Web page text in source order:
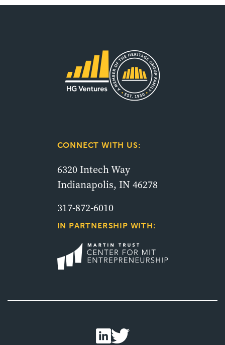
CONNECT WITH US:
6320 Intech Way
Indianapolis, IN 46278
317-872-6010
IN PARTNERSHIP WITH: